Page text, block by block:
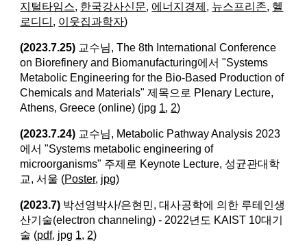
지털타임스, 한국강사신문, 에너지경제 , 뉴스프리존, 헬
로디디 , 이웃집과학자)
(2023.7.25) 교수님, The 8th International Conference
on Biorefinery and Biomanufacturing에서 "Systems
Metabolic Engineering for the Bio-Based Production of
Chemicals and Materials" 제목으로 Plenary Lecture,
Athens, Greece (online) (jpg 1, 2)
(2023.7.24) 교수님, Metabolic Pathway Analysis 2023
에서 "Systems metabolic engineering of
microorganisms" 주제로 Keynote Lecture, 성균관대학
교, 서울 (Poster, jpg)
(2023.7) 박선영박사/은현민, 대사공학에 의한 루테인생
산기술(electron channeling) - 2022년도 KAIST 10대기
술 (pdf, jpg 1, 2)